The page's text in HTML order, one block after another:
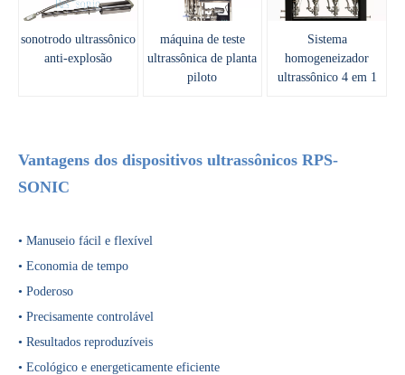
O que é tecnologia de desgaseificação de polpa de bateria ultrassônica?
Atualmente, a pesquisa sobre a extração de antioxidantes e
sonotrodo ultrassônico
anti-explosão
máquina de teste
ultrassônica de planta
piloto
Sistema
homogeneizador
ultrassônico 4 em 1
Vantagens dos dispositivos ultrassônicos RPS-
SONIC
• Manuseio fácil e flexível
• Economia de tempo
• Poderoso
• Precisamente controlável
• Resultados reproduzíveis
• Ecológico e energeticamente eficiente